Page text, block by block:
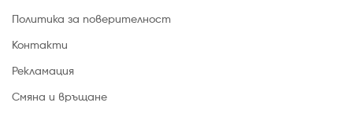
Политика за поверителност
Контакти
Рекламация
Смяна и връщане